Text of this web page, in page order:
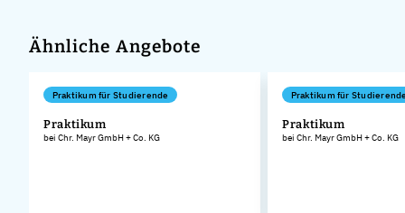
Ähnliche Angebote
Praktikum für Studierende
Praktikum
bei Chr. Mayr GmbH + Co. KG
Praktikum für
Praktikum
bei Chr. Mayr GmbH + Co. KG